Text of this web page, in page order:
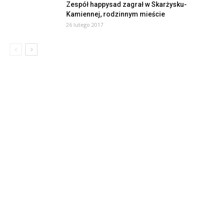
Zespół happysad zagrał w Skarżysku-
Kamiennej, rodzinnym mieście
26 lutego 2017